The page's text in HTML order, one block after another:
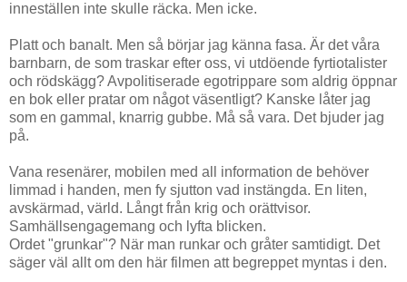
inneställen inte skulle räcka. Men icke.
Platt och banalt. Men så börjar jag känna fasa. Är det våra
barnbarn, de som traskar efter oss, vi utdöende fyrtiotalister
och rödskägg? Avpolitiserade egotrippare som aldrig öppnar
en bok eller pratar om något väsentligt? Kanske låter jag
som en gammal, knarrig gubbe. Må så vara. Det bjuder jag
på.
Vana resenärer, mobilen med all information de behöver
limmad i handen, men fy sjutton vad instängda. En liten,
avskärmad, värld. Långt från krig och orättvisor.
Samhällsengagemang och lyfta blicken.
Ordet "grunkar"? När man runkar och gråter samtidigt. Det
säger väl allt om den här filmen att begreppet myntas i den.